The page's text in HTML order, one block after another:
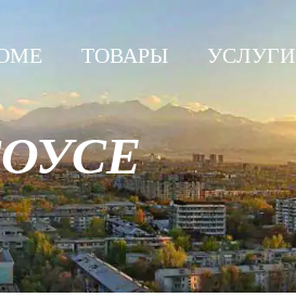
ТОВАРЫ УСЛУГИ